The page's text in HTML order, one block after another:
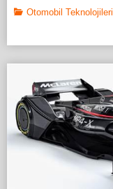
Otomobil Teknolojileri